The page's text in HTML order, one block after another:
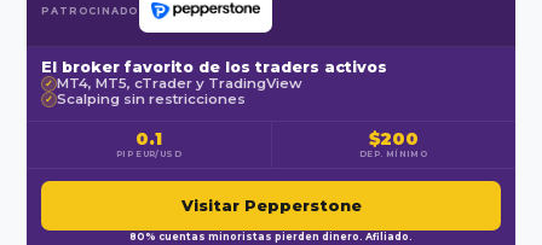
PATROCINADO
El broker favorito de los traders activos
✓ MT4, MT5, cTrader y TradingView
✓ Scalping sin restricciones
0.1
PIP EUR/USD
$200
DEP. MÍNIMO
Visitar Pepperstone
80% cuentas minoristas pierden dinero. Afiliado.